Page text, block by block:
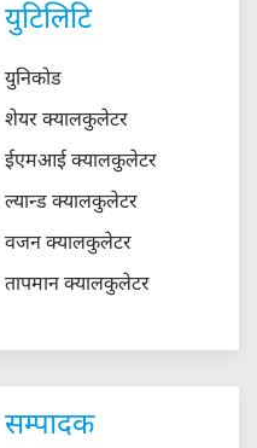
युटिलिटि
युनिकोड
शेयर क्यालकुलेटर
ईएमआई क्यालकुलेटर
ल्यान्ड क्यालकुलेटर
वजन क्यालकुलेटर
तापमान क्यालकुलेटर
सम्पादक